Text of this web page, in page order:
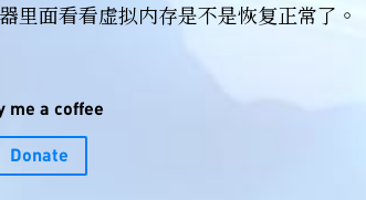
里面看看虚拟内存是不是恢复正常了。
me a coffee
Donate